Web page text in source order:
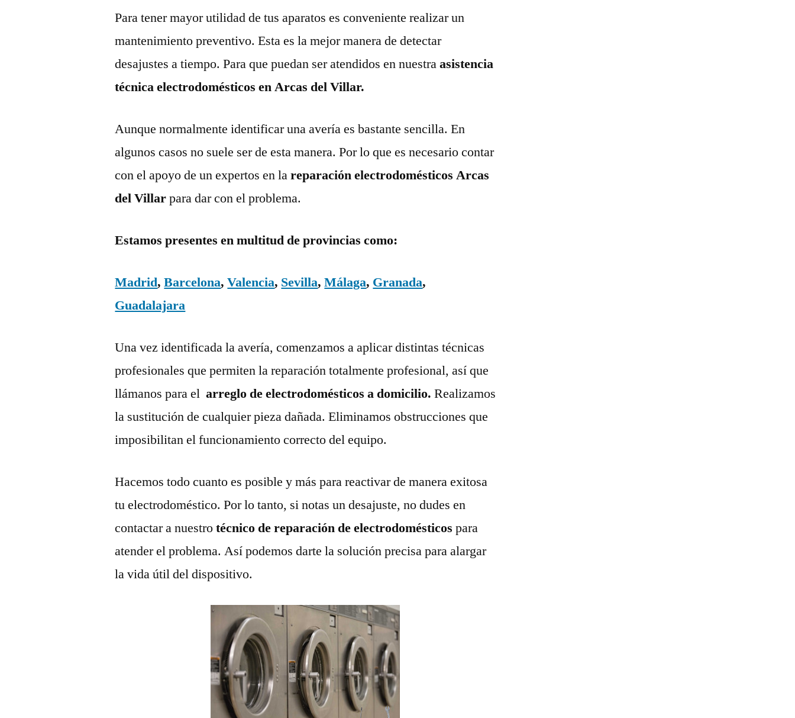
Para tener mayor utilidad de tus aparatos es conveniente realizar un
mantenimiento preventivo. Esta es la mejor manera de detectar
desajustes a tiempo. Para que puedan ser atendidos en nuestraasistencia
técnica electrodomésticos en Arcas del Villar.
Aunque normalmente identificar una avería es bastante sencilla. En
algunos casos no suele ser de esta manera. Por lo que es necesario contar
con el apoyo de un expertos en lareparación electrodomésticos Arcas
del Villarpara dar con el problema.
Estamos presentes en multitud de provincias como:
Madrid,Barcelona,Valencia, Sevilla,Málaga, Granada,
Guadalajara
Una vez identificada la avería, comenzamos a aplicar distintas técnicas
profesionales que permiten la reparación totalmente profesional, así que
llámanos para el arreglo de electrodomésticos a domicilio.Realizamos
la sustitución de cualquier pieza dañada. Eliminamos obstrucciones que
imposibilitan el funcionamiento correcto del equipo.
Hacemos todo cuanto es posible y más para reactivar de manera exitosa
tu electrodoméstico. Por lo tanto, si notas un desajuste, no dudes en
contactar a nuestrotécnico de reparación de electrodomésticospara
atender el problema. Así podemos darte la solución precisa para alargar
la vida útil del dispositivo.